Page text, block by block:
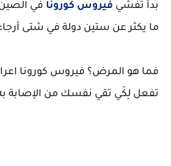
بدأ تفشي فيروس كورونا في
ما يكثر عن ستين دولة في شتى
فما هو المرض؟ فيروس كورونا
تفعل لِكَي تقي نفسك من الإصابة